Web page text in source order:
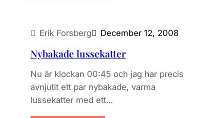
Erik Forsberg December 12, 2008
Nybakade lussekatter
Nu är klockan 00:45 och jag har precis
avnjutit ett par nybakade, varma
lussekatter med ett…